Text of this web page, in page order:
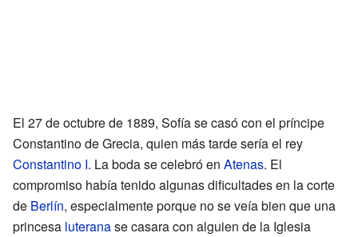
El 27 de octubre de 1889, Sofía se casó con el príncipe
Constantino de Grecia, quien más tarde sería el rey
Constantino I. La boda se celebró en Atenas. El
compromiso había tenido algunas dificultades en la corte
de Berlín, especialmente porque no se veía bien que una
princesa luteranase casara con alguien de la Iglesia